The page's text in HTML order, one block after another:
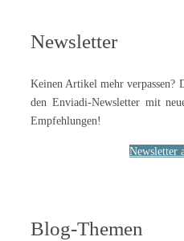
Newsletter
Keinen Artikel mehr verpassen?
den Enviadi-Newsletter mit
Empfehlungen!
Newsletter
Blog-Themen